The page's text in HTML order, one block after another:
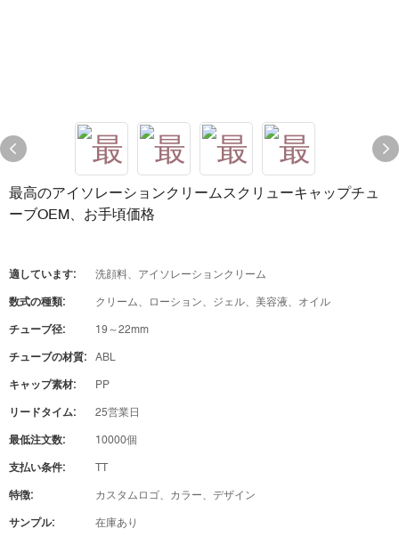
最高のアイソレーションクリームスクリューキャップチュ
ーブOEM、お手頃価格
適しています: 洗顔料、アイソレーションクリーム
数式の種類: クリーム、ローション、ジェル、美容液、オイル
チューブ径: 19～22mm
チューブの材質: ABL
キャップ素材: PP
リードタイム: 25営業日
最低注文数: 10000個
支払い条件: TT
特徴: カスタムロゴ、カラー、デザイン
サンプル: 在庫あり